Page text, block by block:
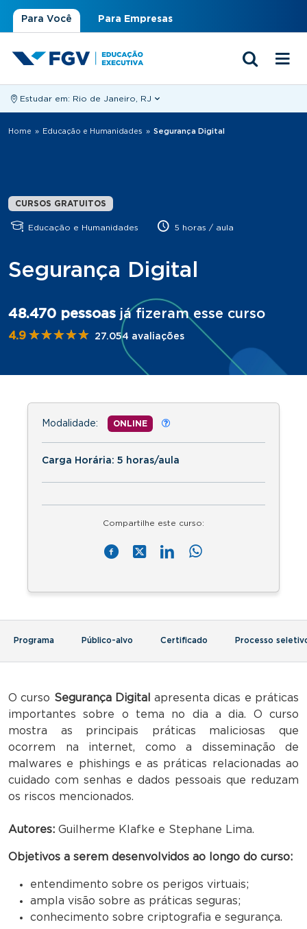
Para Você Para Empresas
Estudar em: Rio de Janeiro, RJ
Você está aqui
Home » Educação e Humanidades » Segurança Digital
CURSOS GRATUITOS
Educação e Humanidades 5 horas / aula
Segurança Digital
48.470 pessoas já fizeram esse curso
4.9 ★★★★★
★★★★★ 27.054 avaliações
Modalidade: ONLINE
Carga Horária: 5 horas/aula
Compartilhe este curso:
Programa Público-alvo Certificado Processo
O curso Segurança Digital
apresenta dicas e práticas
importantes sobre o tema no dia a dia. O curso
mostra as principais práticas maliciosas que
ocorrem na internet, como a disseminação de
malwares e phishings e as práticas relacionadas ao
cuidado com senhas e dados pessoais que reduzam
os riscos mencionados.
Autores: Guilherme Klafke e Stephane Lima.
Objetivos a serem desenvolvidos ao longo do curso:
entendimento sobre os perigos virtuais;
ampla visão sobre as práticas seguras;
conhecimento sobre criptografia e segurança.